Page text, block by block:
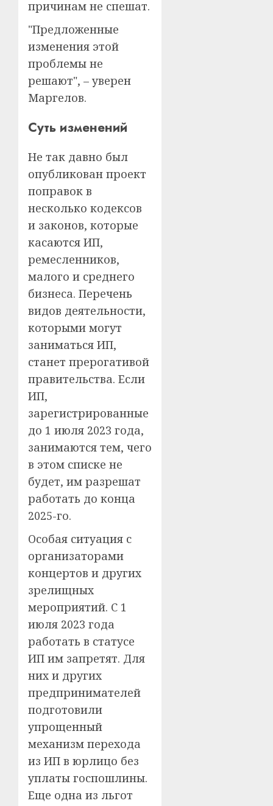
причинам не спешат.
"Предложенные
изменения этой
проблемы не
решают", – уверен
Маргелов.
Суть изменений
Не так давно был
опубликован проект
поправок в
несколько кодексов
и законов, которые
касаются ИП,
ремесленников,
малого и среднего
бизнеса. Перечень
видов деятельности,
которыми могут
заниматься ИП,
станет прерогативой
правительства. Если
ИП,
зарегистрированные
до 1 июля 2023 года,
занимаются тем, чего
в этом списке не
будет, им разрешат
работать до конца
2025-го.
Особая ситуация с
организаторами
концертов и других
зрелищных
мероприятий. С 1
июля 2023 года
работать в статусе
ИП им запретят. Для
них и других
предпринимателей
подготовили
упрощенный
механизм перехода
из ИП в юрлицо без
уплаты госпошлины.
Еще одна из льгот